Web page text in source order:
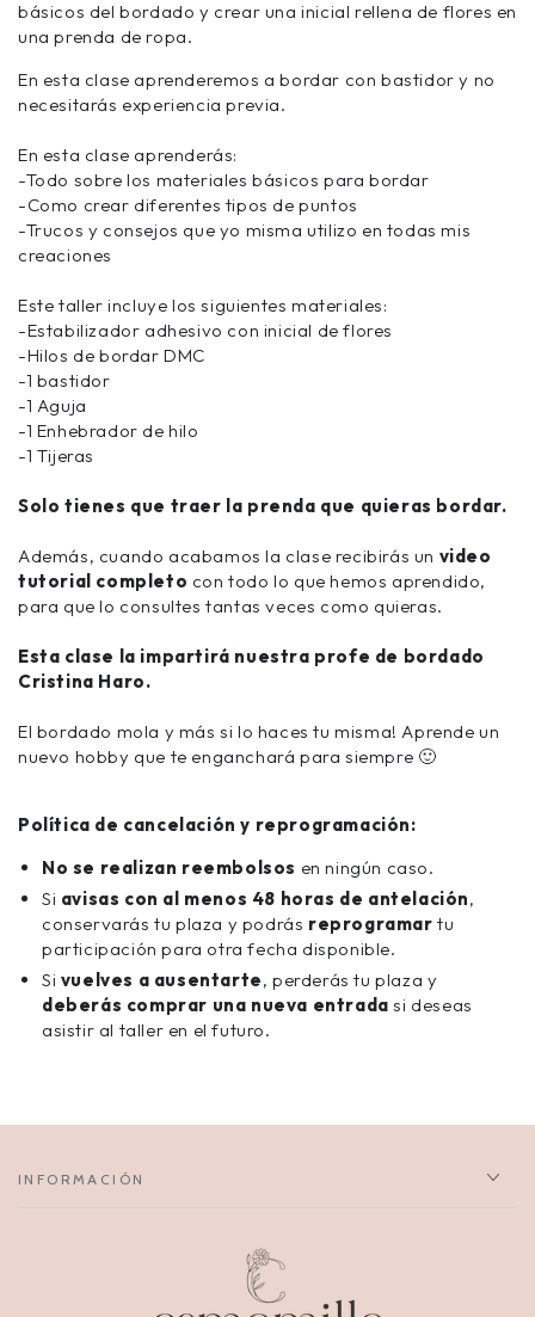
básicos del bordado y crear una inicial rellena de flores en
una prenda de ropa.
En esta clase aprenderemos a bordar con bastidor y no
necesitarás experiencia previa.
En esta clase aprenderás:
-Todo sobre los materiales básicos para bordar
-Como crear diferentes tipos de puntos
-Trucos y consejos que yo misma utilizo en todas mis
creaciones
Este taller incluye los siguientes materiales:
-Estabilizador adhesivo con inicial de flores
-Hilos de bordar DMC
-1 bastidor
-1 Aguja
-1 Enhebrador de hilo
-1 Tijeras
Solo tienes que traer la prenda que quieras bordar.
Además, cuando acabamos la clase recibirás un video
tutorial completo con todo lo que hemos aprendido,
para que lo consultes tantas veces como quieras.
Esta clase la impartirá nuestra profe de bordado
Cristina Haro.
El bordado mola y más si lo haces tu misma! Aprende un
nuevo hobby que te enganchará para siempre 🙂
Política de cancelación y reprogramación:
No se realizan reembolsos en ningún caso.
Si avisas con al menos 48 horas de antelación,
conservarás tu plaza y podrás reprogramar tu
participación para otra fecha disponible.
Si vuelves a ausentarte, perderás tu plaza y
deberás comprar una nueva entrada si deseas
asistir al taller en el futuro.
INFORMACIÓN